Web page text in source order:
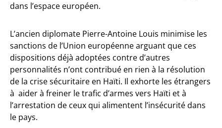
dans l’espace européen.
L’ancien diplomate Pierre-Antoine Louis minimise les
sanctions de l’Union européenne arguant que ces
dispositions déjà adoptées contre d’autres
personnalités n’ont contribué en rien à la résolution
de la crise sécuritaire en Haïti. Il exhorte les étrangers
à aider à freiner le trafic d’armes vers Haïti et à
l’arrestation de ceux qui alimentent l’insécurité dans
le pays.